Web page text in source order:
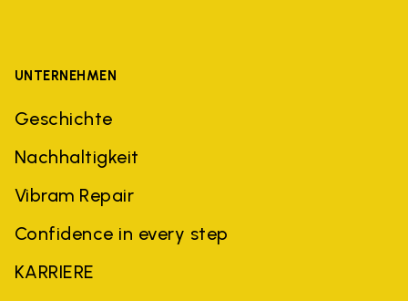
UNTERNEHMEN
Geschichte
Nachhaltigkeit
Vibram Repair
Confidence in every step
KARRIERE